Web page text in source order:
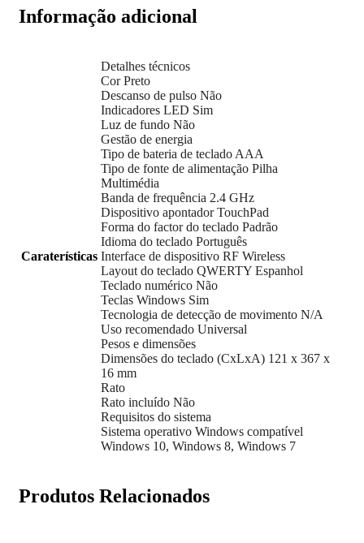
Informação adicional
Caraterísticas
Detalhes técnicos
Cor Preto
Descanso de pulso Não
Indicadores LED Sim
Luz de fundo Não
Gestão de energia
Tipo de bateria de teclado AAA
Tipo de fonte de alimentação Pilha
Multimédia
Banda de frequência 2.4 GHz
Dispositivo apontador TouchPad
Forma do factor do teclado Padrão
Idioma do teclado Português
Interface de dispositivo RF Wireless
Layout do teclado QWERTY Espanhol
Teclado numérico Não
Teclas Windows Sim
Tecnologia de detecção de movimento N/A
Uso recomendado Universal
Pesos e dimensões
Dimensões do teclado (CxLxA) 121 x 367 x
16 mm
Rato
Rato incluído Não
Requisitos do sistema
Sistema operativo Windows compatível
Windows 10, Windows 8, Windows 7
Produtos Relacionados